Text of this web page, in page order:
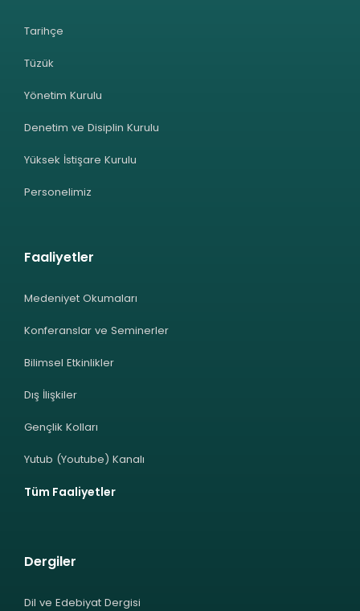
Tarihçe
Tüzük
Yönetim Kurulu
Denetim ve Disiplin Kurulu
Yüksek İstişare Kurulu
Personelimiz
Faaliyetler
Medeniyet Okumaları
Konferanslar ve Seminerler
Bilimsel Etkinlikler
Dış İlişkiler
Gençlik Kolları
Yutub (Youtube) Kanalı
Tüm Faaliyetler
Dergiler
Dil ve Edebiyat Dergisi